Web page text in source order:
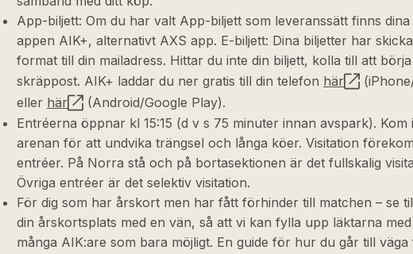
App-biljett: Om du har valt App-biljett som leveranssätt finns dina
appen AIK+, alternativt AXS app. E-biljett: Dina biljetter har
format till din mailadress. Hittar du inte din biljett, kolla till att börja
skräppost. AIK+ laddar du ner gratis till din telefon här
eller här
(Android/Google Play).
Entréerna öppnar kl 15:15 (d v s 75 minuter innan avspark). Kom
arenan för att undvika trängsel och långa köer. Visitation
entréer. På Norra stå och på bortasektionen är det fullskalig
Övriga entréer är det selektiv visitation.
För dig som har årskort men har fått förhinder till matchen – se
din årskortsplats med en vän, så att vi kan fylla upp läktarna med
många AIK:are som bara möjligt. En guide för hur du går till